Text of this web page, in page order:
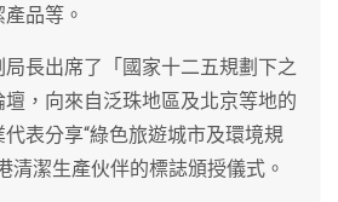
品等。
長出席了「國家十二五規劃下之
，向來自泛珠地區及北京等地的
表分享“綠色旅遊城市及環境規
清潔生產伙伴的標誌頒授儀式。